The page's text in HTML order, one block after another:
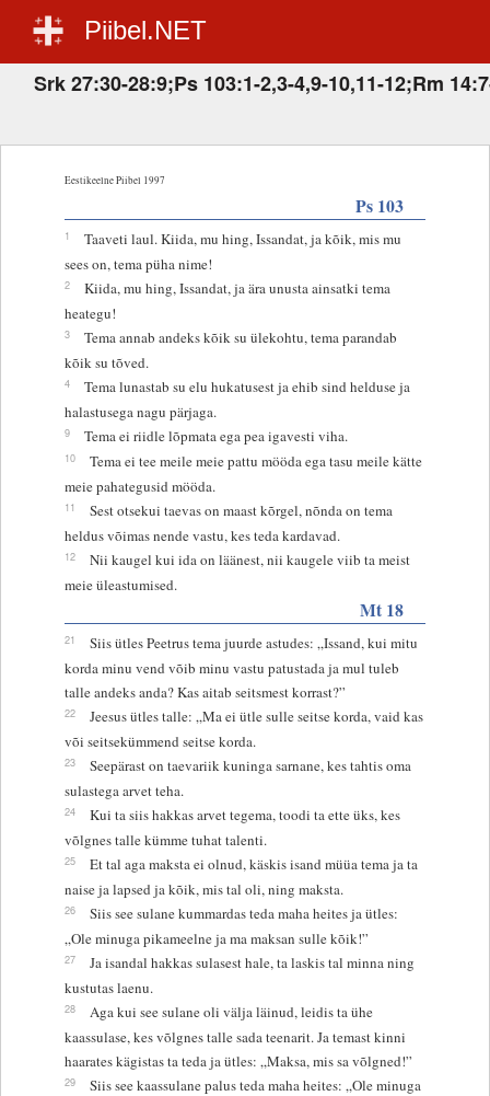
Piibel.NET
Srk 27:30-28:9;Ps 103:1-2,3-4,9-10,11-12;Rm
Eestikeelne Piibel 1997
Ps 103
1
Taaveti laul. Kiida, mu hing, Issandat, ja kõik, mis mu
sees on, tema püha nime!
2
Kiida, mu hing, Issandat, ja ära unusta ainsatki tema
heategu!
3
Tema annab andeks kõik su ülekohtu, tema parandab
kõik su tõved.
4
Tema lunastab su elu hukatusest ja ehib sind helduse ja
halastusega nagu pärjaga.
9 Tema ei riidle lõpmata ega pea igavesti viha.
10
Tema ei tee meile meie pattu mööda ega tasu meile kätte
meie pahategusid mööda.
11
Sest otsekui taevas on maast kõrgel, nõnda on tema
heldus võimas nende vastu, kes teda kardavad.
12
Nii kaugel kui ida on läänest, nii kaugele viib ta meist
meie üleastumised.
Mt 18
21
Siis ütles Peetrus tema juurde astudes: „Issand, kui mitu
korda minu vend võib minu vastu patustada ja mul tuleb
talle andeks anda? Kas aitab seitsmest korrast?”
22
Jeesus ütles talle: „Ma ei ütle sulle seitse korda, vaid kas
või seitsekümmend seitse korda.
23
Seepärast on taevariik kuninga sarnane, kes tahtis oma
sulastega arvet teha.
24
Kui ta siis hakkas arvet tegema, toodi ta ette üks, kes
võlgnes talle kümme tuhat talenti.
25
Et tal aga maksta ei olnud, käskis isand müüa tema ja ta
naise ja lapsed ja kõik, mis tal oli, ning maksta.
26
Siis see sulane kummardas teda maha heites ja ütles:
„Ole minuga pikameelne ja ma maksan sulle kõik!”
27
Ja isandal hakkas sulasest hale, ta laskis tal minna ning
kustutas laenu.
28
Aga kui see sulane oli välja läinud, leidis ta ühe
kaassulase, kes võlgnes talle sada teenarit. Ja temast kinni
haarates kägistas ta teda ja ütles: „Maksa, mis sa võlgned!”
29
Siis see kaassulane palus teda maha heites: „Ole minuga